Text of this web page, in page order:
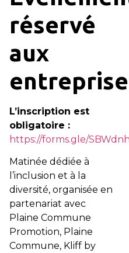
réservé
aux
L’inscription est
obligatoire :
https://forms.gle/
Matinée dédiée à
l’inclusion et à la
diversité, organisée en
partenariat avec
Plaine Commune
Promotion, Plaine
Commune, Kliff by